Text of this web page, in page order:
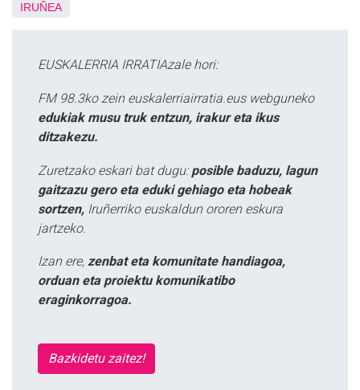
IRUÑEA
EUSKALERRIA IRRATIAzale hori:
FM 98.3ko zein euskalerriairratia.eus webguneko
edukiak musu truk entzun, irakur eta ikus
ditzakezu.
Zuretzako eskari bat dugu: posible baduzu, lagun
gaitzazu gero eta eduki gehiago eta hobeak
sortzen, Iruñerriko euskaldun ororen eskura
jartzeko.
Izan ere, zenbat eta komunitate handiagoa,
orduan eta proiektu komunikatibo
eraginkorragoa.
Bazkidetu zaitez!